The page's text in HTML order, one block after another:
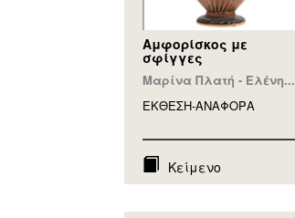
Αμφορίσκος με
σφίγγες
Μαρίνα Πλατή - Ελένη...
ΕΚΘΕΣΗ-ΑΝΑΦΟΡA
Κείμενο